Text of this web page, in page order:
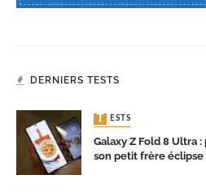
DERNIERS TESTS
TESTS
Galaxy Z Fold 8 Ultra
son petit frère éclipse